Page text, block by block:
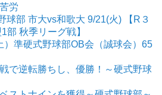
労
球部 市大vs和歌大 9/21(火) 【R３
部 秋季リーグ戦】
）準硬式野球部OB会（誠球会）65
で逆転勝ちし、優勝！～硬式野球